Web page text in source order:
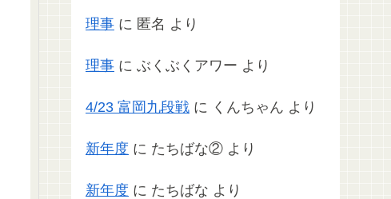
理事 に 匿名 より
理事 に ぶくぶくアワー より
4/23 富岡九段戦 に くんちゃん より
新年度 に たちばな② より
新年度 に たちばな より